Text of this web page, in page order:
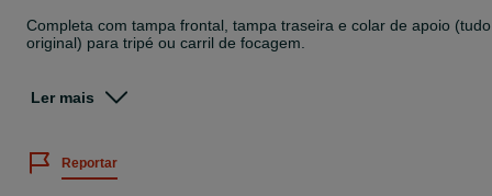
Completa com tampa frontal, tampa traseira e colar de apoio (tudo
original) para tripé ou carril de focagem.
que permite macro desde 1:1 a 5:1 (de tamanho real até 5x o
uso, apenas em estúdio. Fora de garantia.
Entrega em mão em Lisboa, na zona do Parque das Nações.
Ler mais
Reportar